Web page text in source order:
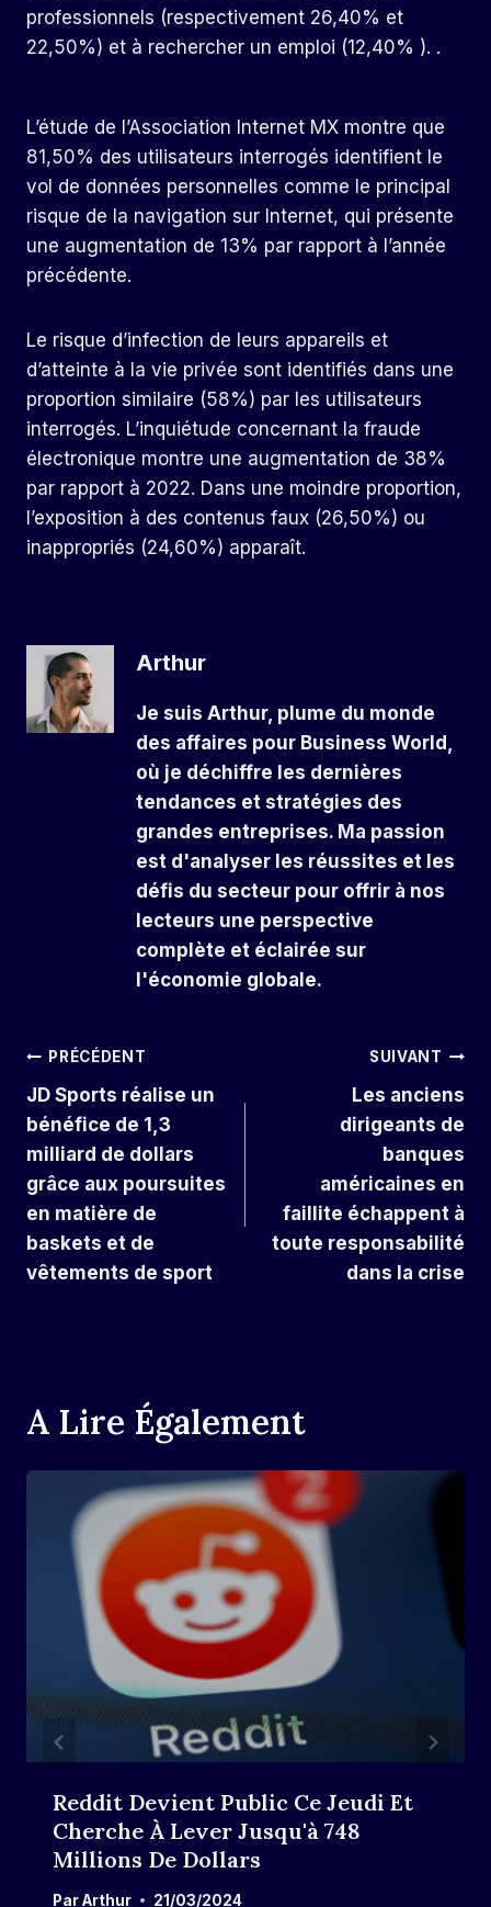
professionnels (respectivement 26,40% et
22,50%) et à rechercher un emploi (12,40% ). .
L’étude de l’Association Internet MX montre que
81,50% des utilisateurs interrogés identifient le
vol de données personnelles comme le principal
risque de la navigation sur Internet, qui présente
une augmentation de 13% par rapport à l’année
précédente.
Le risque d’infection de leurs appareils et
d’atteinte à la vie privée sont identifiés dans une
proportion similaire (58%) par les utilisateurs
interrogés. L’inquiétude concernant la fraude
électronique montre une augmentation de 38%
par rapport à 2022. Dans une moindre proportion,
l’exposition à des contenus faux (26,50%) ou
inappropriés (24,60%) apparaît.
Arthur
Je suis Arthur, plume du monde
des affaires pour Business World,
où je déchiffre les dernières
tendances et stratégies des
grandes entreprises. Ma passion
est d'analyser les réussites et les
défis du secteur pour offrir à nos
lecteurs une perspective
complète et éclairée sur
l'économie globale.
Navigation
De
L’article
PRÉCÉDENT
JD Sports réalise un
bénéfice de 1,3
milliard de dollars
grâce aux poursuites
en matière de
baskets et de
vêtements de sport
SUIVANT
Les anciens
dirigeants de
banques
américaines en
faillite échappent à
toute responsabilité
dans la crise
A Lire Également
Reddit Devient Public Ce Jeudi Et
Cherche À Lever Jusqu'à 748
Millions De Dollars
ParArthur 21/03/2024